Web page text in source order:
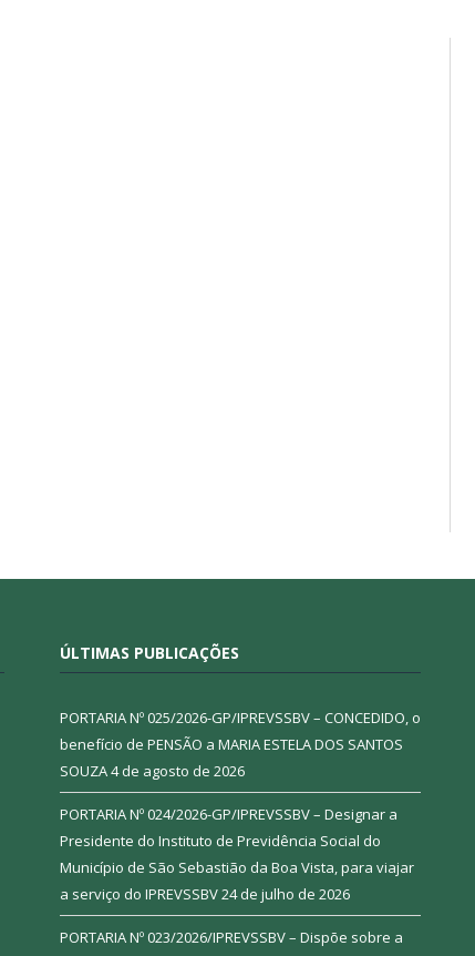
ÚLTIMAS PUBLICAÇÕES
PORTARIA Nº 025/2026-GP/IPREVSSBV – CONCEDIDO, o
benefício de PENSÃO a MARIA ESTELA DOS SANTOS
SOUZA4 de agosto de 2026
PORTARIA Nº 024/2026-GP/IPREVSSBV – Designar a
Presidente do Instituto de Previdência Social do
Município de São Sebastião da Boa Vista, para viajar
a serviço do IPREVSSBV24 de julho de 2026
PORTARIA Nº 023/2026/IPREVSSBV – Dispõe sobre a